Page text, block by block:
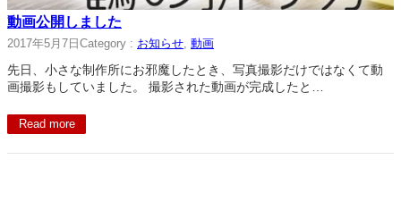
動画公開しました
2017年5月7日 Category : お知らせ, 動画
先日、小さな制作所にお邪魔したとき、写真撮影だけではなくて動
画撮影もしていました。 撮影された動画が完成したと…
Read more